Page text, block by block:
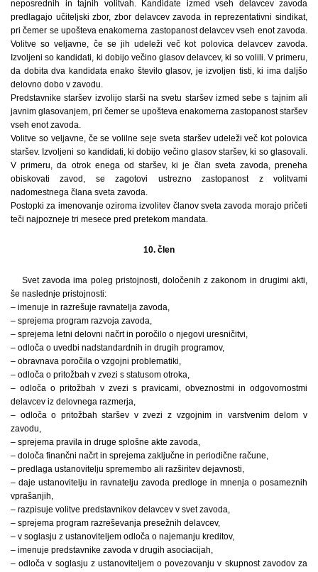
neposrednih in tajnih volitvah. Kandidate izmed vseh delavcev zavoda
predlagajo učiteljski zbor, zbor delavcev zavoda in reprezentativni sindikat,
pri čemer se upošteva enakomerna zastopanost delavcev vseh enot zavoda.
Volitve so veljavne, če se jih udeleži več kot polovica delavcev zavoda.
Izvoljeni so kandidati, ki dobijo večino glasov delavcev, ki so volili. V primeru,
da dobita dva kandidata enako število glasov, je izvoljen tisti, ki ima daljšo
delovno dobo v zavodu.
Predstavnike staršev izvolijo starši na svetu staršev izmed sebe s tajnim ali
javnim glasovanjem, pri čemer se upošteva enakomerna zastopanost staršev
vseh enot zavoda.
Volitve so veljavne, če se volilne seje sveta staršev udeleži več kot polovica
staršev. Izvoljeni so kandidati, ki dobijo večino glasov staršev, ki so glasovali.
V primeru, da otrok enega od staršev, ki je član sveta zavoda, preneha
obiskovati zavod, se zagotovi ustrezno zastopanost z volitvami
nadomestnega člana sveta zavoda.
Postopki za imenovanje oziroma izvolitev članov sveta zavoda morajo pričeti
teči najpozneje tri mesece pred pretekom mandata.
10. člen
Svet zavoda ima poleg pristojnosti, določenih z zakonom in drugimi akti,
še naslednje pristojnosti:
– imenuje in razrešuje ravnatelja zavoda,
– sprejema program razvoja zavoda,
– sprejema letni delovni načrt in poročilo o njegovi uresničitvi,
– odloča o uvedbi nadstandardnih in drugih programov,
– obravnava poročila o vzgojni problematiki,
– odloča o pritožbah v zvezi s statusom otroka,
– odloča o pritožbah v zvezi s pravicami, obveznostmi in odgovornostmi
delavcev iz delovnega razmerja,
– odloča o pritožbah staršev v zvezi z vzgojnim in varstvenim delom v
zavodu,
– sprejema pravila in druge splošne akte zavoda,
– določa finančni načrt in sprejema zaključne in periodične račune,
– predlaga ustanovitelju spremembo ali razširitev dejavnosti,
– daje ustanovitelju in ravnatelju zavoda predloge in mnenja o posameznih
vprašanjih,
– razpisuje volitve predstavnikov delavcev v svet zavoda,
– sprejema program razreševanja presežnih delavcev,
– v soglasju z ustanoviteljem odloča o najemanju kreditov,
– imenuje predstavnike zavoda v drugih asociacijah,
– odloča v soglasju z ustanoviteljem o povezovanju v skupnost zavodov za